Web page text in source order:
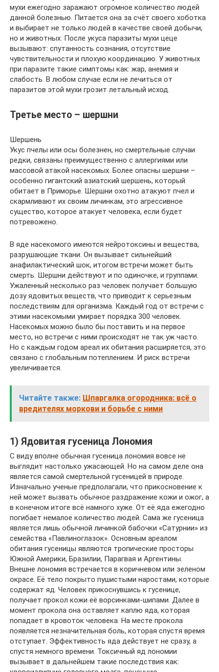
мухи ежегодно заражают огромное количество людей
данной болезнью. Питается она за счёт своего хоботка
и выбирает не только людей в качестве своей добычи,
но и животных. После укуса паразиты мухи цеце
вызывают: спутанность сознания, отсутствие
чувствительности и плохую координацию. У животных
при паразите такие симптомы как: жар, анемия и
слабость. В любом случае если не лечиться от
паразитов этой мухи грозит летальный исход.
Третье место – шершни
Шершень
Укус пчелы или осы болезнен, но смертельные случаи
редки, связаны преимущественно с аллергиями или
массовой атакой насекомых. Более опасны шершни –
особенно гигантский азиатский шершень, который
обитает в Приморье. Шершни охотно атакуют пчел и
скармливают их своим личинкам, это агрессивное
существо, которое атакует человека, если будет
потревожено.
В яде насекомого имеются нейротоксины и вещества,
разрушающие ткани. Он вызывает сильнейший
анафилактический шок, итогом встречи может быть
смерть. Шершни действуют и по одиночке, и группами.
Ужаленный несколько раз человек получает большую
дозу ядовитых веществ, что приводит к серьезным
последствиям для организма. Каждый год от встречи с
этими насекомыми умирает порядка 300 человек.
Насекомых можно было бы поставить и на первое
место, но встречи с ними происходят не так уж часто.
Но с каждым годом ареал их обитания расширяется, это
связано с глобальным потеплением. И риск встречи
увеличивается.
Читайте также: Шпаргалка огородника: всё о
вредителях моркови и борьбе с ними
1) Ядовитая гусеница Лономия
С виду вполне обычная гусеница лономия вовсе не
выглядит настолько ужасающей. Но на самом деле она
является самой смертельной гусеницей в природе.
Изначально ученые предполагали, что прикосновение к
ней может вызвать обычное раздражение кожи и ожог, а
в конечном итоге всё намного хуже. От её яда ежегодно
погибает немалое количество людей. Сама же гусеница
является лишь обычной личинкой бабочки «Сатурнии» из
семейства «Павлиноглазок». Основным ареалом
обитания гусеницы являются тропические просторы
Южной Америки, Бразилии, Парагвая и Аргентины.
Внешне лономия встречается в коричневом или зеленом
окрасе. Её тело покрыто пушистыми наростами, которые
содержат яд. Человек прикоснувшись к гусенице,
получает прокол кожи её ворсинками-шипами. Далее в
момент прокола она оставляет каплю яда, которая
попадает в кровоток человека. На месте прокола
появляется незначительная боль, которая спустя время
отступает. Эффективность яда действует не сразу, а
спустя немного времени. Токсичный яд лономии
вызывает в дальнейшем такие последствия как: